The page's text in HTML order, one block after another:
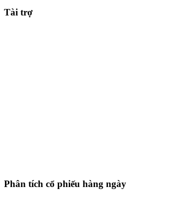
Tài trợ
Phân tích cổ phiếu hàng ngày